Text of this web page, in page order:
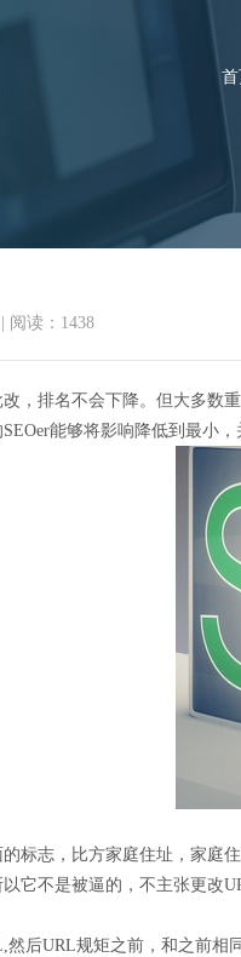
首
阅读：1438
，排名不会下降。但大多数
能够将影响降低到最小，
标志，比方家庭住址，家庭
它不是被逼的，不主张更改
然后URL规矩之前，和之前相